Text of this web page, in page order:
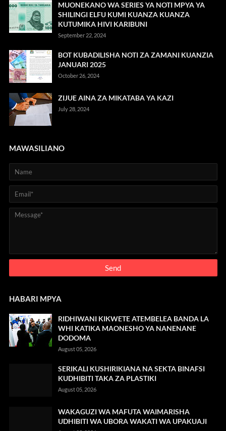
MUONEKANO WA SERIES YA NOTI MPYA YA
SHILINGI ELFU KUMI KUANZA KUANZA
KUTUMIKA HIVI KARIBUNI
September 22, 2024
BOT KUBADILISHA NOTI ZA ZAMANI KUANZIA
JANUARI 2025
October 26, 2024
ZIJUE AINA ZA MIKATABA YA KAZI
July 28, 2024
MAWASILIANO
HABARI MPYA
RIDHIWANI KIKWETE ATEMBELEA BANDA LA
WHI KATIKA MAONESHO YA NANENANE
DODOMA
August 05, 2026
SERIKALI KUSHIRIKIANA NA SEKTA BINAFSI
KUDHIBITI TAKA ZA PLASTIKI
August 05, 2026
WAKAGUZI WA MAFUTA WAIMARISHA
UDHIBITI WA UBORA WAKATI WA UPAKUAJI